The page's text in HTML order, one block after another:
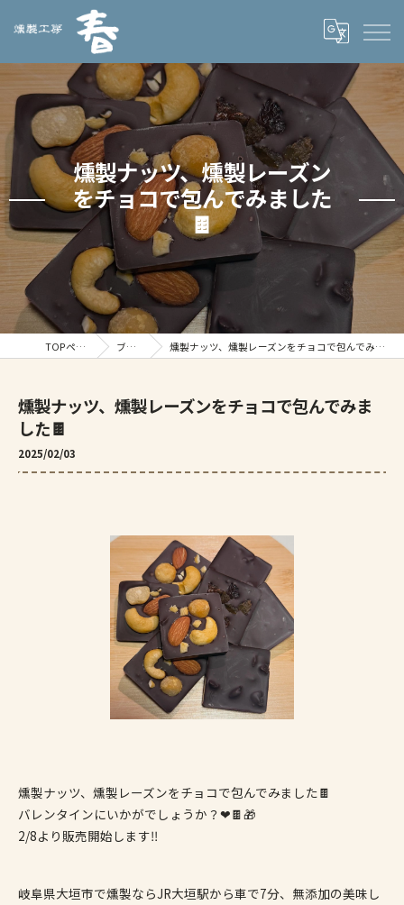
燻製ナッツ、燻製レーズン
をチョコで包んでみました
🍫
TOPページ ブログ 燻製ナッツ、燻製レーズンをチョコで包んでみました🍫
燻製ナッツ、燻製レーズンをチョコで包んでみま
した🍫
2025/02/03
燻製ナッツ、燻製レーズンをチョコで包んでみました🍫
バレンタインにいかがでしょうか？❤🍫🎁
2/8より販売開始します‼️
岐阜県大垣市で燻製ならJR大垣駅から車で7分、無添加の美味し